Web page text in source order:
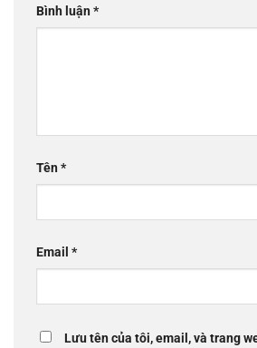
Bình luận*
Tên*
Email *
Lưu tên của tôi, email, và trang